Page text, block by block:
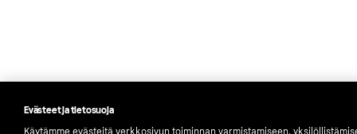
Evästeet ja tietosuoja
Käytämme evästeitä verkkosivun toiminnan varmistamiseen,